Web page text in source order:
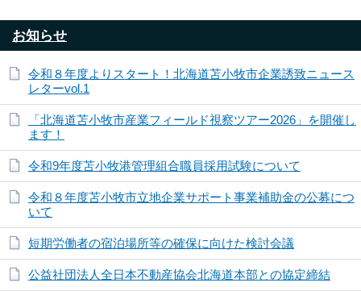
お知らせ
令和８年度よりスタート！北海道苫小牧市企業誘致ニュース
レターvol.1
「北海道苫小牧市産業フィールド視察ツアー2026」を開催し
ます！
令和9年度苫小牧港管理組合職員採用試験について
令和８年度苫小牧市立地企業サポート事業補助金の公募につ
いて
短期労働者の宿泊場所等の確保に向けた検討会議
公益社団法人全日本不動産協会北海道本部との協定締結